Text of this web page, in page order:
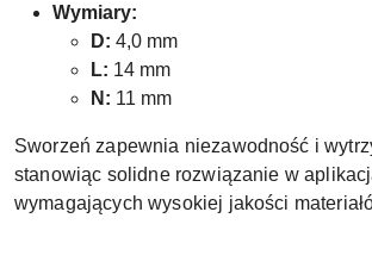
Wymiary:
D: 4,0 mm
L: 14 mm
N: 11 mm
Sworzeń zapewnia niezawodność i
stanowiąc solidne rozwiązanie w
wymagających wysokiej jakości